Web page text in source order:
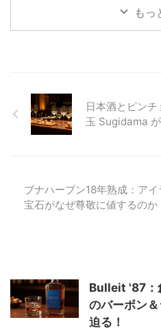
ュウイスキー、意外な共通点とペ
きな変革期を迎えています。伝統
的な産地だけでなく、世界各地か
を得た、特に注目すべき7つのワ
ールドウイスキーをご紹介いたし
ます。 ワールドウイスキーの台
リ ...
もっ
日本酒とピン
玉 Sugidama
ブナハーブン18年熟成：ア
宝石がなぜ尊敬に値するのか
Bulleit '87：
のバーボン
迫る！